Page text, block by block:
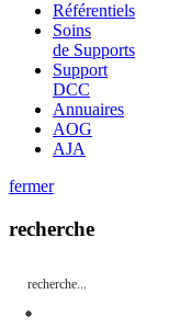
Référentiels
Soins
de Supports
Support
DCC
Annuaires
AOG
AJA
fermer
recherche